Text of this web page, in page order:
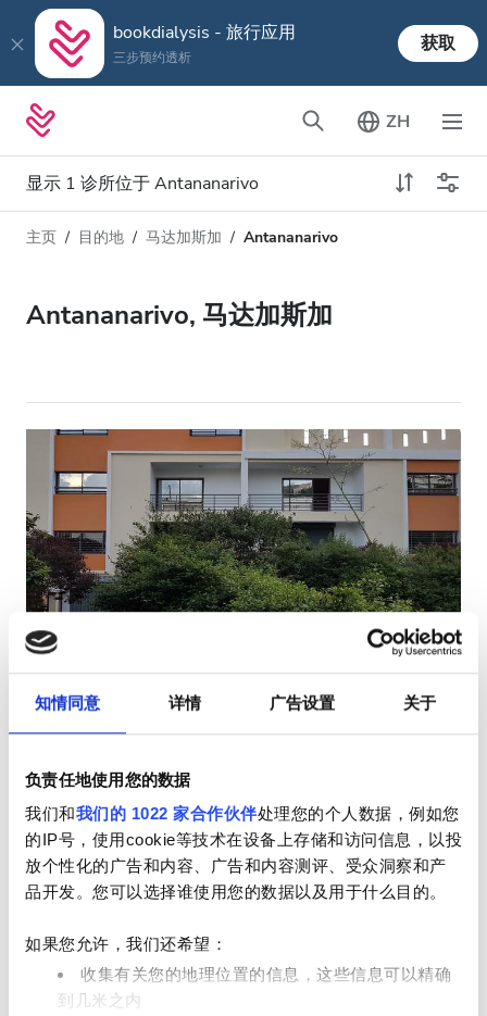
知情同意 详情 广告设置 关于
负责任地使用您的数据
我们和我们的 1022 家合作伙伴处理您的个人数据，例如您
的IP号，使用cookie等技术在设备上存储和访问信息，以投
放个性化的广告和内容、广告和内容测评、受众洞察和产
品开发。您可以选择谁使用您的数据以及用于什么目的。
如果您允许，我们还希望：
收集有关您的地理位置的信息，这些信息可以精确
到几米之内
bookdialysis - 旅行应用
三步预约透析
获取
ZH
显示 1 诊所位于 Antananarivo
透析类型
所有透析
接收
乙型肝炎患者
丙型肝炎患者
GHIC
设施
小吃
免费WiFi
电视屏幕
免费接送
免费停车
距离
主页 目的地 马达加斯加 Antananarivo
Antananarivo, 马达加斯加
Clinique La Sérénité
0.95 距离市中心公里数
每次治疗
透析HD €100
预订